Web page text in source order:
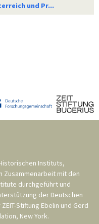
und Pr...
Instituts,
Zusammenarbeit mit den
durchgeführt und
der Deutschen
ZEIT-Stiftung Ebelin und Gerd
New York.